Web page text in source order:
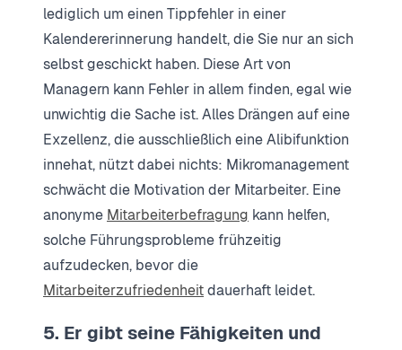
lediglich um einen Tippfehler in einer
Kalendererinnerung handelt, die Sie nur an sich
selbst geschickt haben. Diese Art von
Managern kann Fehler in allem finden, egal wie
unwichtig die Sache ist. Alles Drängen auf eine
Exzellenz, die ausschließlich eine Alibifunktion
innehat, nützt dabei nichts: Mikromanagement
schwächt die Motivation der Mitarbeiter. Eine
anonyme Mitarbeiterbefragung kann helfen,
solche Führungsprobleme frühzeitig
aufzudecken, bevor die
Mitarbeiterzufriedenheitdauerhaft leidet.
5. Er gibt seine Fähigkeiten und